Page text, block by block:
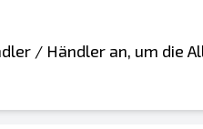
/ Händler an, um die